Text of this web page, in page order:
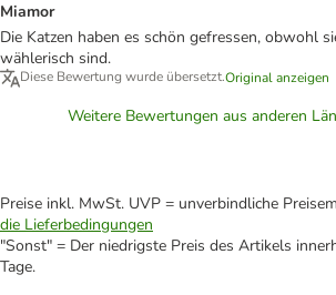
Miamor
Die Katzen haben es schön gefressen, obwohl
wählerisch sind.
Diese Bewertung wurde übersetzt.Original anzeigen
Weitere Bewertungen aus anderen
Preise inkl. MwSt. UVP = unverbindliche
die Lieferbedingungen
"Sonst" = Der niedrigste Preis des Artikels
Tage.